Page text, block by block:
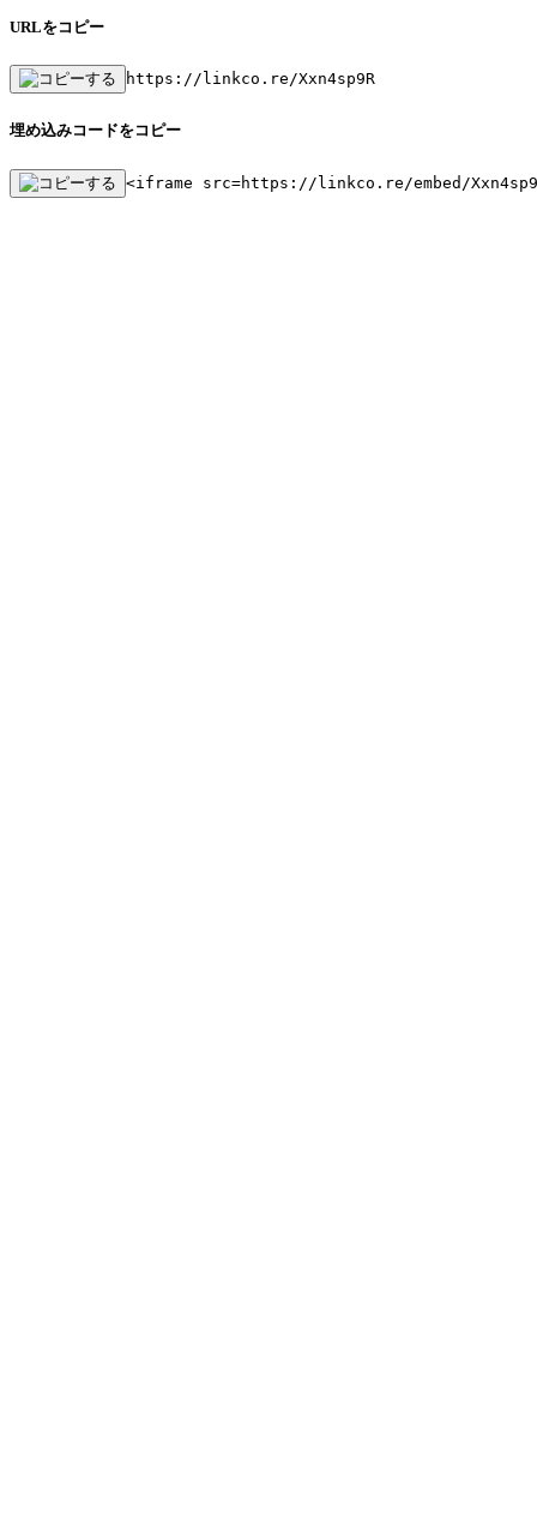
URLをコピー
https://linkco.re/Xxn4sp9R
埋め込みコードをコピー
<iframe src=https://linkco.re/embed/